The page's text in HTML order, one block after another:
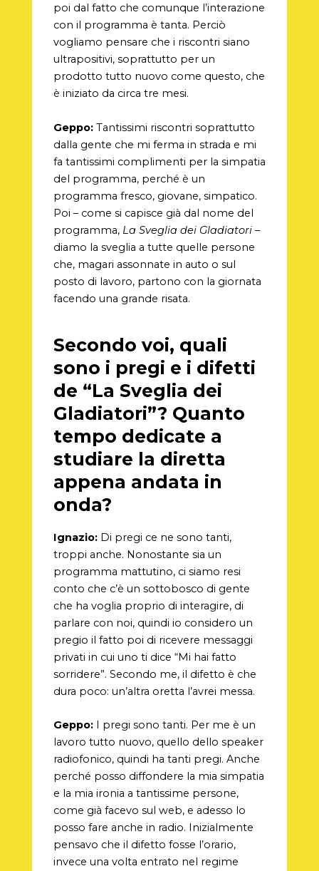
poi dal fatto che comunque l’interazione
con il programma è tanta. Perciò
vogliamo pensare che i riscontri siano
ultrapositivi, soprattutto per un
prodotto tutto nuovo come questo, che
è iniziato da circa tre mesi.
Geppo:Tantissimi riscontri soprattutto
dalla gente che mi ferma in strada e mi
fa tantissimi complimenti per la simpatia
del programma, perché è un
programma fresco, giovane, simpatico.
Poi – come si capisce già dal nome del
programma, La Sveglia dei Gladiatori–
diamo la sveglia a tutte quelle persone
che, magari assonnate in auto o sul
posto di lavoro, partono con la giornata
facendo una grande risata.
Secondo voi, quali
sono i pregi e i difetti
de “La Sveglia dei
Gladiatori”? Quanto
tempo dedicate a
studiare la diretta
appena andata in
onda?
Ignazio:Di pregi ce ne sono tanti,
troppi anche. Nonostante sia un
programma mattutino, ci siamo resi
conto che c’è un sottobosco di gente
che ha voglia proprio di interagire, di
parlare con noi, quindi io considero un
pregio il fatto poi di ricevere messaggi
privati in cui uno ti dice “Mi hai fatto
sorridere”. Secondo me, il difetto è che
dura poco: un’altra oretta l’avrei messa.
Geppo:I pregi sono tanti. Per me è un
lavoro tutto nuovo, quello dello speaker
radiofonico, quindi ha tanti pregi. Anche
perché posso diffondere la mia simpatia
e la mia ironia a tantissime persone,
come già facevo sul web, e adesso lo
posso fare anche in radio. Inizialmente
pensavo che il difetto fosse l’orario,
invece una volta entrato nel regime